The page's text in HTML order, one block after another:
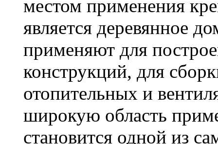
местом применения
является деревянное
применяют для
конструкций, для
отопительных и
широкую область
становится одной из